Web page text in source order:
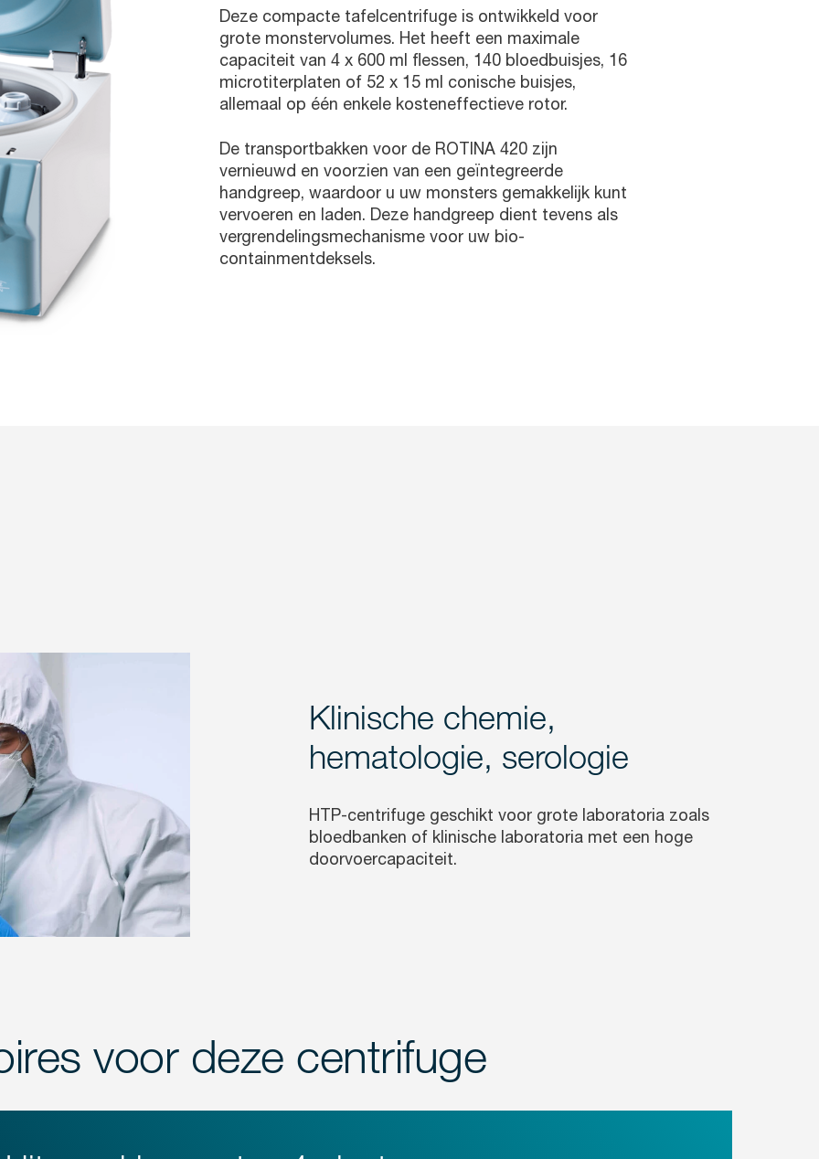
Deze compacte tafelcentrifuge is ontwikkeld voor
grote monstervolumes. Het heeft een maximale
capaciteit van 4 x 600 ml flessen, 140 bloedbuisjes, 16
microtiterplaten of 52 x 15 ml conische buisjes,
allemaal op één enkele kosteneffectieve rotor.
De transportbakken voor de ROTINA 420 zijn
vernieuwd en voorzien van een geïntegreerde
handgreep, waardoor u uw monsters gemakkelijk kunt
vervoeren en laden. Deze handgreep dient tevens als
vergrendelingsmechanisme voor uw bio-
containmentdeksels.
Klinische chemie,
hematologie, serologie
HTP-centrifuge geschikt voor grote laboratoria zoals
bloedbanken of klinische laboratoria met een hoge
doorvoercapaciteit.
voor deze centrifuge